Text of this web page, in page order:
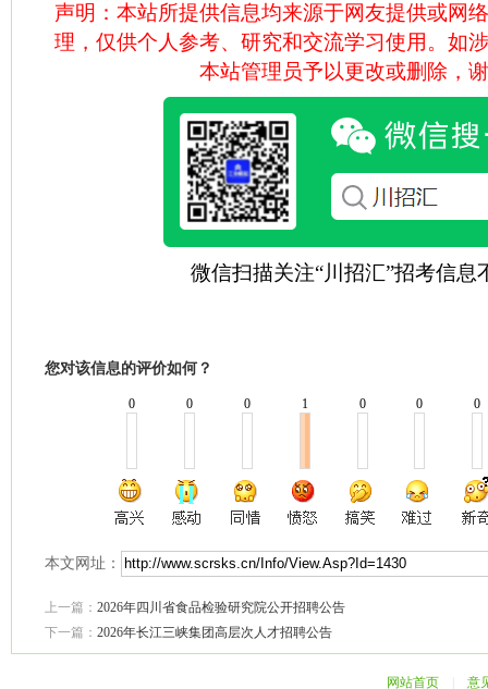
声明：本站所提供信息均来源于网友提供或网
理，仅供个人参考、研究和交流学习使用。如
本站管理员予以更改或删除，
微信扫描关注“川招汇”招考信息
您对该信息的评价如何？
0 0 0 1 0 0 0
本文网址：
上一篇： 2026年四川省食品检验研究院公开招聘公告
下一篇： 2026年长江三峡集团高层次人才招聘公告
网站首页 意